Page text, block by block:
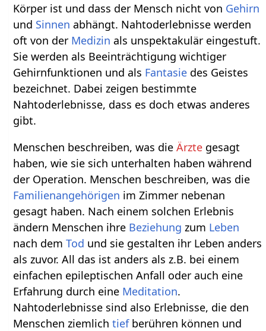
Körper ist und dass der Mensch nicht von Gehirn
und Sinnen abhängt. Nahtoderlebnisse werden
oft von der Medizin als unspektakulär eingestuft.
Sie werden als Beeinträchtigung wichtiger
Gehirnfunktionen und als Fantasie des Geistes
bezeichnet. Dabei zeigen bestimmte
Nahtoderlebnisse, dass es doch etwas anderes
gibt.
Menschen beschreiben, was dieÄrzte gesagt
haben, wie sie sich unterhalten haben während
der Operation. Menschen beschreiben, was die
Familienangehörigen im Zimmer nebenan
gesagt haben. Nach einem solchen Erlebnis
ändern Menschen ihre Beziehung zum Leben
nach demTod und sie gestalten ihr Leben anders
als zuvor. All das ist anders als z.B. bei einem
einfachen epileptischen Anfall oder auch eine
Erfahrung durch eine Meditation.
Nahtoderlebnisse sind also Erlebnisse, die den
Menschen ziemlichtiefberühren können und